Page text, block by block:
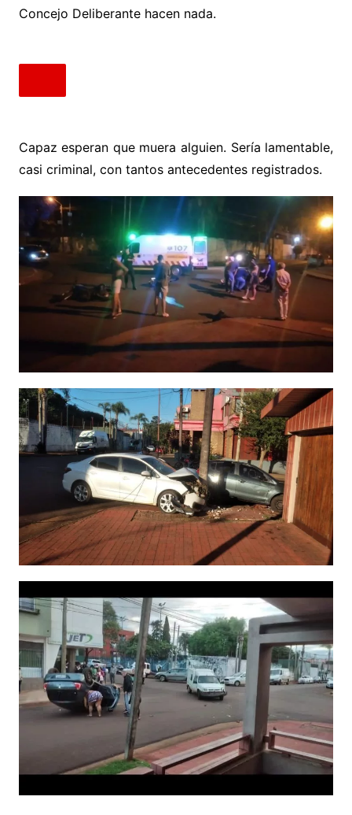
Concejo Deliberante hacen nada.
Capaz esperan que muera alguien. Sería lamentable,
casi criminal, con tantos antecedentes registrados.